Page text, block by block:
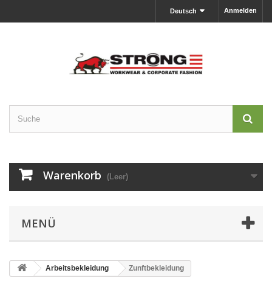
Anmelden
Deutsch
Warenkorb (Leer)
MENÜ
Arbeitsbekleidung Zunftbekleidung